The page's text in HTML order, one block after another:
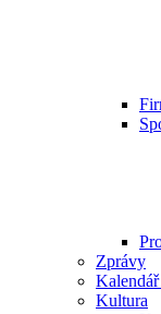
Zprávy
Kultura